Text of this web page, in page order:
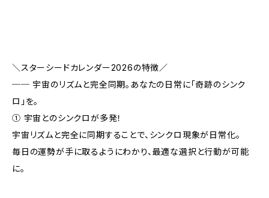
＼スターシードカレンダー2026の特徴／
── 宇宙のリズムと完全同期。あなたの日常に「奇跡のシンク
ロ」を。
① 宇宙とのシンクロが多発！
宇宙リズムと完全に同期することで、シンクロ現象が日常化。
毎日の運勢が手に取るようにわかり、最適な選択と行動が可能
に。